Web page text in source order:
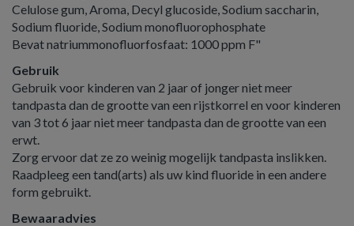
Celulose gum, Aroma, Decyl glucoside, Sodium saccharin,
Sodium fluoride, Sodium monofluorophosphate
Bevat natriummonofluorfosfaat: 1000 ppm F"
Gebruik
Gebruik voor kinderen van 2 jaar of jonger niet meer
tandpasta dan de grootte van een rijstkorrel en voor kinderen
van 3 tot 6 jaar niet meer tandpasta dan de grootte van een
erwt.
Zorg ervoor dat ze zo weinig mogelijk tandpasta inslikken.
Raadpleeg een tand(arts) als uw kind fluoride in een andere
form gebruikt.
Bewaaradvies